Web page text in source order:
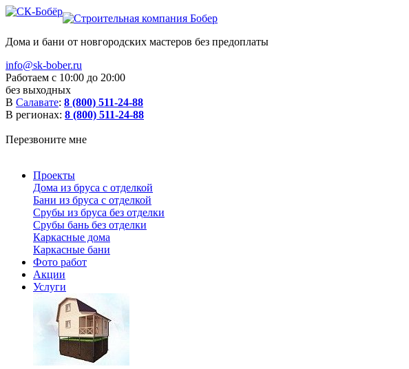
Дома и бани от новгородских мастеров без предоплаты
info@sk-bober.ru
Работаем с 10:00 до 20:00
без выходных
В Салавате: 8 (800) 511-24-88
В регионах: 8 (800) 511-24-88
Перезвоните мне
Проекты
Дома из бруса с отделкой
Бани из бруса с отделкой
Срубы из бруса без отделки
Срубы бань без отделки
Каркасные дома
Каркасные бани
Фото работ
Акции
Услуги